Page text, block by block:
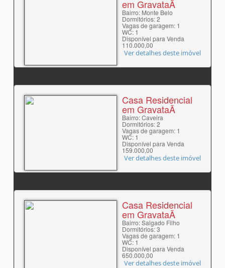
em GravataÃ­
Bairro: Monte Belo
Dormitórios: 2
Vagas de garagem: 1
WC: 1
Disponível para Venda
110.000,00
Ver detalhes deste imóvel
Casa Residencial
em GravataÃ­
Bairro: Caveira
Dormitórios: 2
Vagas de garagem: 1
WC: 1
Disponível para Venda
159.000,00
Ver detalhes deste imóvel
Casa Residencial
em GravataÃ­
Bairro: Salgado Filho
Dormitórios: 3
Vagas de garagem: 1
WC: 1
Disponível para Venda
650.000,00
Ver detalhes deste imóvel